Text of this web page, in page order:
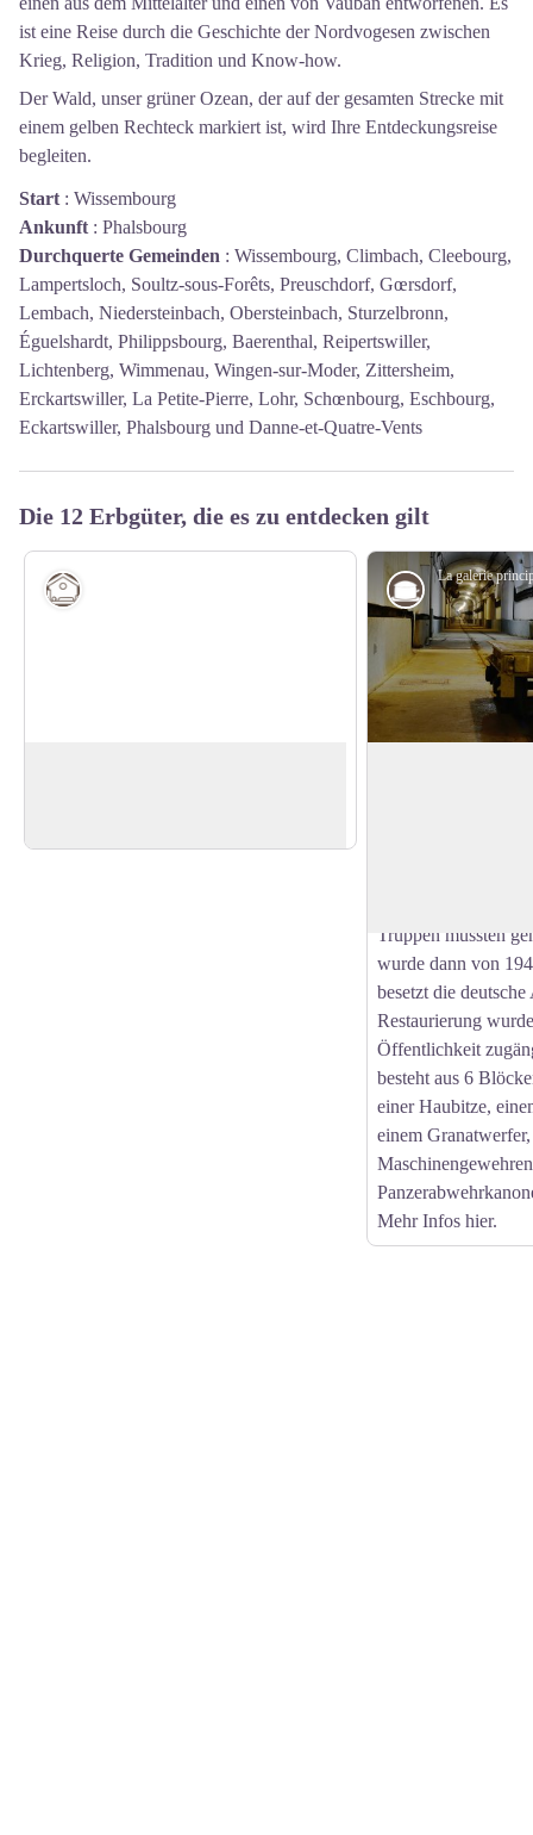
ist eine Reise durch die Geschichte der Nordvogesen zwischen
Krieg, Religion, Tradition und Know-how.
Der Wald, unser grüner Ozean, der auf der gesamten Strecke mit
einem gelben Rechteck markiert ist, wird Ihre Entdeckungsreise
begleiten.
Start : Wissembourg
Ankunft : Phalsbourg
Durchquerte Gemeinden : Wissembourg, Climbach, Cleebourg,
Lampertsloch, Soultz-sous-Forêts, Preuschdorf, Gœrsdorf,
Lembach, Niedersteinbach, Obersteinbach, Sturzelbronn,
Éguelshardt, Philippsbourg, Baerenthal, Reipertswiller,
Lichtenberg, Wimmenau, Wingen-sur-Moder, Zittersheim,
Erckartswiller, La Petite-Pierre, Lohr, Schœnbourg, Eschbourg,
Eckartswiller, Phalsbourg und Danne-et-Quatre-Vents
Die 12 Erbgüter, die es zu entdecken gilt
View picture in full screen
Truppen mussten
wurde dann von
besetzt die
Restaurierung
Öffentlichkeit
besteht aus 6
einer Haubitze,
einem
Mehr Infos hier.